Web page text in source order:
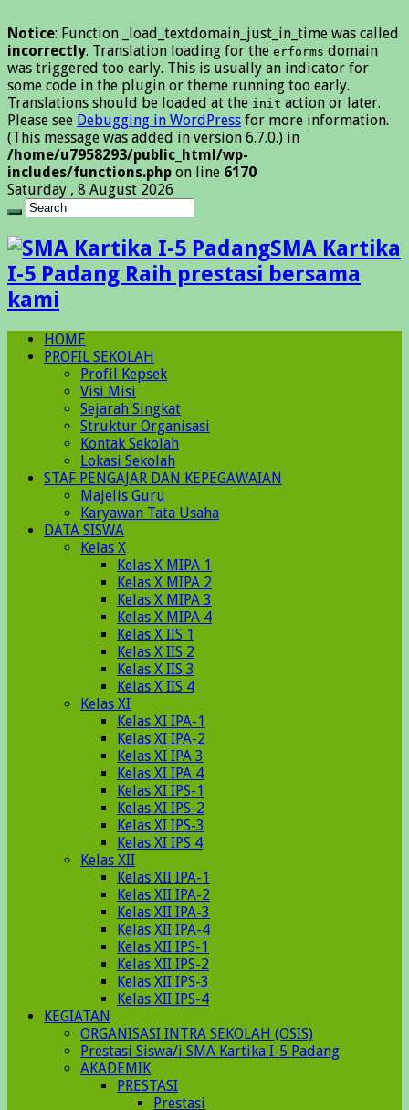
Notice: Function _load_textdomain_just_in_time was called
incorrectly. Translation loading for the erforms domain
was triggered too early. This is usually an indicator for
some code in the plugin or theme running too early.
Translations should be loaded at the init action or later.
Please see Debugging in WordPress for more information.
(This message was added in version 6.7.0.) in
/home/u7958293/public_html/wp-
includes/functions.php on line 6170
Saturday , 8 August 2026
SMA Kartika
I-5 Padang Raih prestasi bersama
kami
HOME
PROFIL SEKOLAH
Profil Kepsek
Visi Misi
Sejarah Singkat
Struktur Organisasi
Kontak Sekolah
Lokasi Sekolah
STAF PENGAJAR DAN KEPEGAWAIAN
Majelis Guru
Karyawan Tata Usaha
DATA SISWA
Kelas X
Kelas X MIPA 1
Kelas X MIPA 2
Kelas X MIPA 3
Kelas X MIPA 4
Kelas X IIS 1
Kelas X IIS 2
Kelas X IIS 3
Kelas X IIS 4
Kelas XI
Kelas XI IPA-1
Kelas XI IPA-2
Kelas XI IPA 3
Kelas XI IPA 4
Kelas XI IPS-1
Kelas XI IPS-2
Kelas XI IPS-3
Kelas XI IPS 4
Kelas XII
Kelas XII IPA-1
Kelas XII IPA-2
Kelas XII IPA-3
Kelas XII IPA-4
Kelas XII IPS-1
Kelas XII IPS-2
Kelas XII IPS-3
Kelas XII IPS-4
KEGIATAN
ORGANISASI INTRA SEKOLAH (OSIS)
Prestasi Siswa/i SMA Kartika I-5 Padang
AKADEMIK
PRESTASI
Prestasi